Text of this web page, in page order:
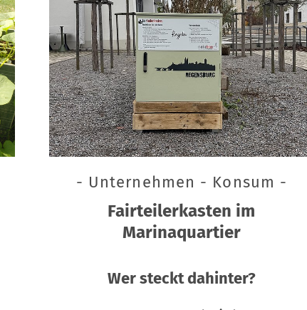
- Unternehmen - Konsum -
Fairteilerkasten im
Marinaquartier
Wer steckt dahinter?